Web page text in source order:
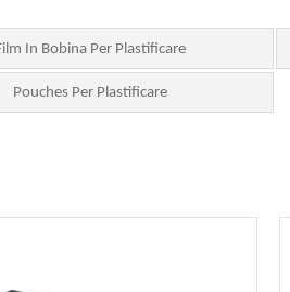
In Bobina Per Plastificare
Pouches Per Plastificare